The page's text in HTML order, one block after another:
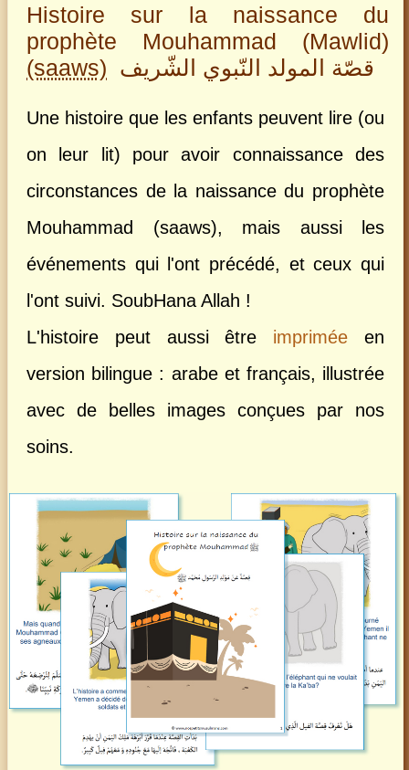
Histoire sur la naissance du
prophète Mouhammad (Mawlid)
(saaws) قصّة المولد النّبوي الشّريف
Une histoire que les enfants peuvent lire (ou
on leur lit) pour avoir connaissance des
circonstances de la naissance du prophète
Mouhammad (saaws), mais aussi les
événements qui l'ont précédé, et ceux qui
l'ont suivi. SoubHana Allah !
L'histoire peut aussi être imprimée en
version bilingue : arabe et français, illustrée
avec de belles images conçues par nos
soins.